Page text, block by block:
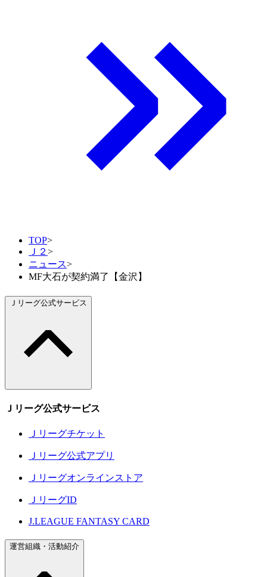
TOP>
Ｊ２ >
ニュース>
MF大石が契約満了【金沢】
Ｊリーグ公式サービス
Ｊリーグ公式サービス
Ｊリーグチケット
Ｊリーグ公式アプリ
Ｊリーグオンラインストア
ＪリーグID
J.LEAGUE FANTASY CARD
運営組織・活動紹介